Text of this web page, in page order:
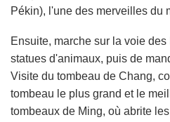
Pékin), l'une des merveilles du
Ensuite, marche sur la voie
statues d'animaux, puis de
Visite du tombeau de Chang,
tombeau le plus grand et le
tombeaux de Ming, où abrite